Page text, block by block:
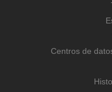
Centros de